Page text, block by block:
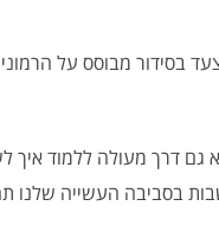
צעד בסידור מבוסס על
דרך מעולה ללמוד איך
בסביבה העשייה שלנו